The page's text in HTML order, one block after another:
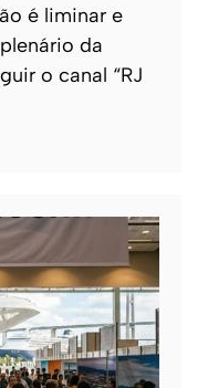
é liminar e
da
o canal “RJ